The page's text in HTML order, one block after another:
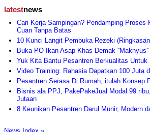
latestnews
Cari Kerja Sampingan? Pendamping Proses
Cuan Tanpa Batas
10 Kunci Langit Pembuka Rezeki
Buka PO Ikan Asap Khas Demak
Yuk Kita Bantu Pesantren Berkualitas Untuk
Video Training: Rahasia Dapatkan 100 Juta
Pesantren Serasa Di Rumah, itulah Konsep
Bisnis ala PPJ, PakePakeJual Modal 99
Jutaan
8 Keunikan Pesantren Darul Munir, Modern